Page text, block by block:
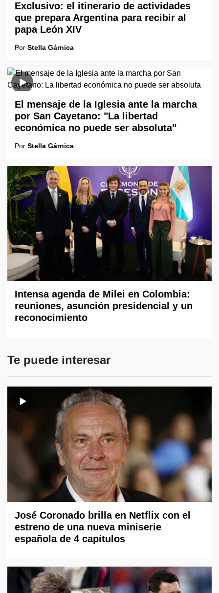
Exclusivo: el itinerario de actividades
que prepara Argentina para recibir al
papa León XIV
Por Stella Gárnica
El mensaje de la Iglesia ante la marcha
por San Cayetano: "La libertad
económica no puede ser absoluta"
Por Stella Gárnica
Intensa agenda de Milei en Colombia:
reuniones, asunción presidencial y un
reconocimiento
Te puede interesar
José Coronado brilla en Netflix con el
estreno de una nueva miniserie
española de 4 capítulos